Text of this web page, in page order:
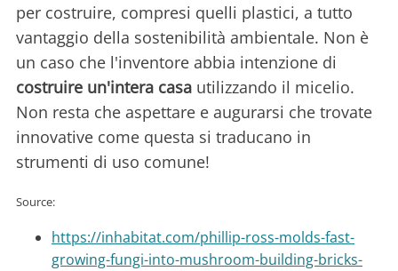
per costruire, compresi quelli plastici, a tutto
vantaggio della sostenibilità ambientale. Non è
un caso che l'inventore abbia intenzione di
costruire un'intera casa utilizzando il micelio.
Non resta che aspettare e augurarsi che trovate
innovative come questa si traducano in
strumenti di uso comune!
Source:
https://inhabitat.com/phillip-ross-molds-fast-
growing-fungi-into-mushroom-building-bricks-